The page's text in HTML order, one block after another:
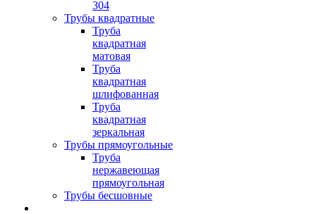
304
Трубы квадратные
Труба
квадратная
матовая
Труба
квадратная
шлифованная
Труба
квадратная
зеркальная
Трубы прямоугольные
Труба
нержавеющая
прямоугольная
Трубы бесшовные